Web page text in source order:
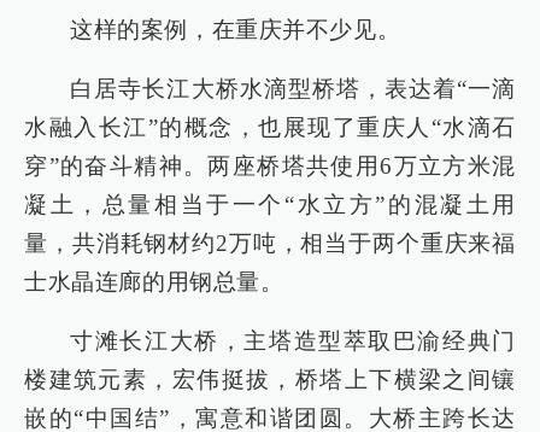
这样的案例，在重庆并不少见。
白居寺长江大桥水滴型桥塔，表达着“一滴
水融入长江”的概念，也展现了重庆人“水滴石
穿”的奋斗精神。两座桥塔共使用6万立方米混
凝土，总量相当于一个“水立方”的混凝土用
量，共消耗钢材约2万吨，相当于两个重庆来福
士水晶连廊的用钢总量。
寸滩长江大桥，主塔造型萃取巴渝经典门
楼建筑元素，宏伟挺拔，桥塔上下横梁之间镶
嵌的“中国结”，寓意和谐团圆。大桥主跨长达